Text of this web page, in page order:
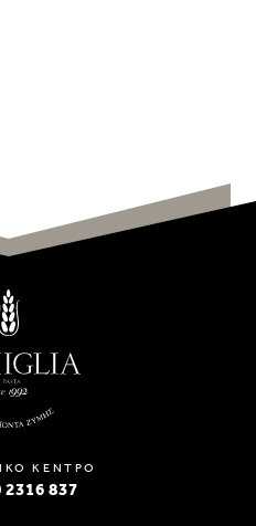
ΚΕΝΤΡΟ
2316 837